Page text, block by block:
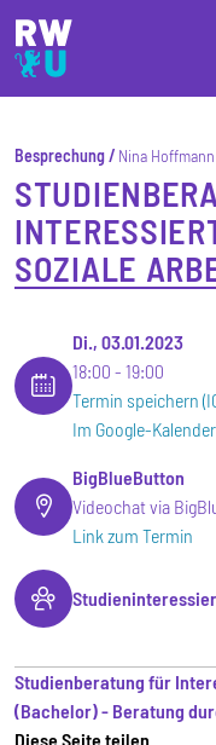
Direkt zum Inhalt
Direkt zur Hauptnavigation
Direkt zum Fußbereich
Besprechung Nina Hoffmann
SOZIALE
Di., 03.01.2023
18:00
19:00
Termin speichern
Im Google-
BigBlueButton
Videochat via
Link zum Termin
Studienberatung für
(Bachelor) - Beratung
Diese Seite teilen